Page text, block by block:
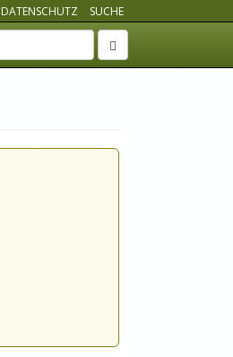
DATENSCHUTZ SUCHE